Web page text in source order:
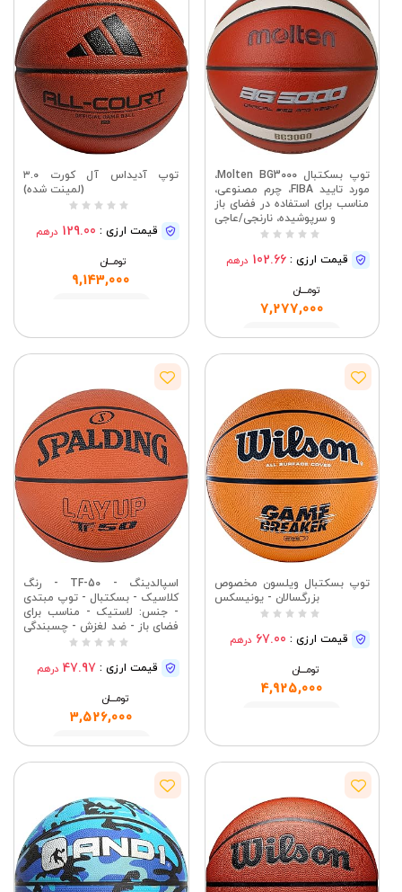
توپ بسکتبال Molten BG3000،
مورد تایید FIBA، چرم مصنوعی،
مناسب برای استفاده در فضای باز
و سرپوشیده، نارنجی/عاجی
قیمت ارزی : 102.66 درهم
تومــــــان
7,277,000
مشاهده
توپ آدیداس آل کورت ۳.۰
(لمینت شده)
قیمت ارزی : 129.00 درهم
تومــــــان
9,143,000
توپ بسکتبال ویلسون مخصوص
بزرگسالان - یونیسکس
قیمت ارزی : 67.00 درهم
تومــــــان
4,925,000
اسپالدینگ - TF-50 - رنگ
کلاسیک - بسکتبال - توپ مبتدی
- جنس: لاستیک - مناسب برای
فضای باز - ضد لغزش - چسبندگی
عالی - بسیار بادوام - بدون باد
قیمت ارزی : 47.97 درهم
تومــــــان
3,526,000
مشاهده